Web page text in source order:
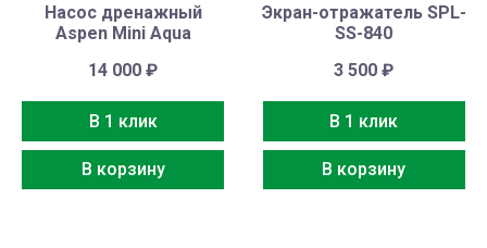
Насос дренажный
Aspen Mini Aqua
14 000₽
В 1 клик
В корзину
Экран-отражатель SPL-
SS-840
3 500₽
В 1 клик
В корзину